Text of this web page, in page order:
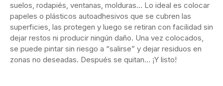
suelos, rodapiés, ventanas, molduras… Lo ideal es colocar
papeles o plásticos autoadhesivos que se cubren las
superficies, las protegen y luego se retiran con facilidad sin
dejar restos ni producir ningún daño. Una vez colocados,
se puede pintar sin riesgo a “salirse” y dejar residuos en
zonas no deseadas. Después se quitan… ¡Y listo!